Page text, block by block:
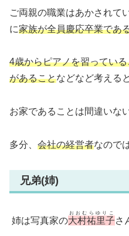
ご両親の職業はあかされて
に家族が全員慶応卒業であ
4歳からピアノを習ってい
があることなどなど考える
お家であることは間違いな
多分、 会社の経営者なので
兄弟(姉)
姉は写真家の大村祐里子
おおむらゆりこ
さ